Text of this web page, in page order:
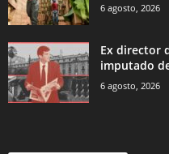
6 agosto, 2026
Ex director
imputado
6 agosto, 2026